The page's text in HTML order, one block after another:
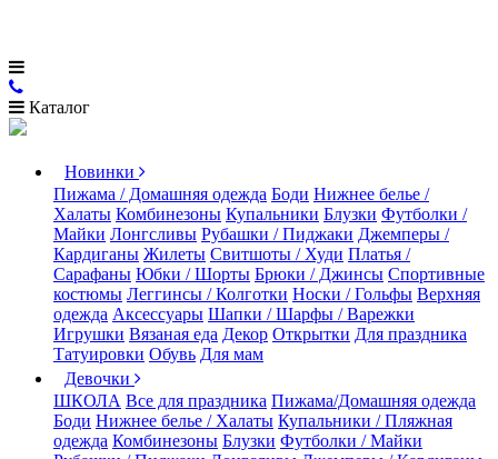
Каталог
Новинки
Пижама / Домашняя одежда Боди Нижнее белье /
Халаты Комбинезоны Купальники Блузки Футболки /
Майки Лонгсливы Рубашки / Пиджаки Джемперы /
Кардиганы Жилеты Свитшоты / Худи Платья /
Сарафаны Юбки / Шорты Брюки / Джинсы Спортивные
костюмы Леггинсы / Колготки Носки / Гольфы Верхняя
одежда Аксессуары Шапки / Шарфы / Варежки
Игрушки Вязаная еда Декор Открытки Для праздника
Татуировки Обувь Для мам
Девочки
ШКОЛА Все для праздника Пижама/Домашняя одежда
Боди Нижнее белье / Халаты Купальники / Пляжная
одежда Комбинезоны Блузки Футболки / Майки